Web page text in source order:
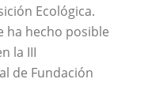
Ecológica.
ha hecho posible
la III
de Fundación